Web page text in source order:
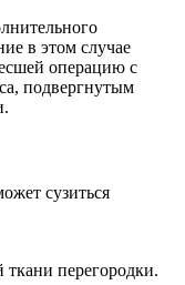
в этом случае
операцию с
подвергнутым
сузиться
ткани перегородки.